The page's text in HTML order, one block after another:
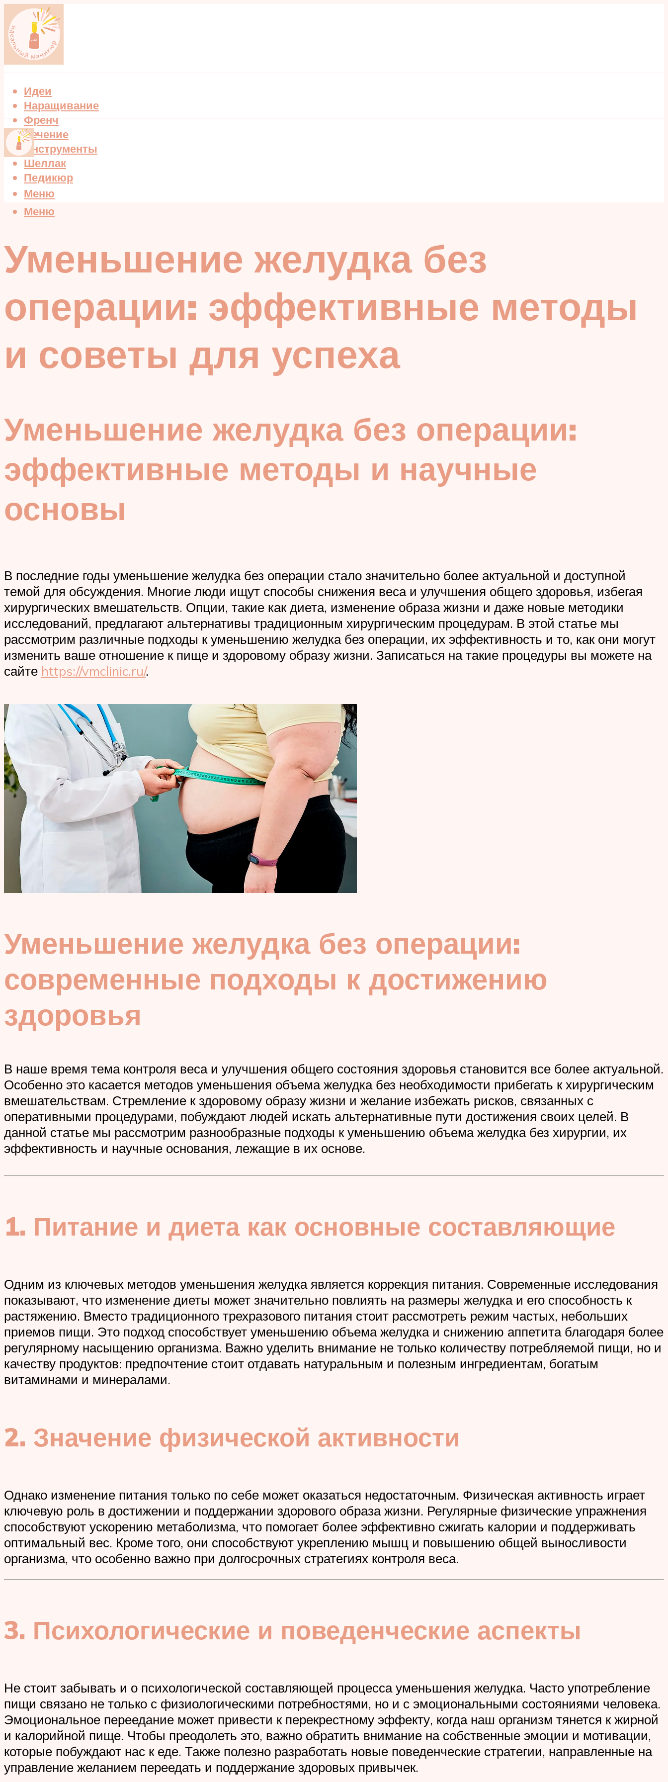
Идеи
Наращивание
Френч
Лечение
Инструменты
Шеллак
Педикюр
Меню
Меню
Уменьшение желудка без
операции: эффективные методы
и советы для успеха
Уменьшение желудка без операции:
эффективные методы и научные
основы
В последние годы уменьшение желудка без операции стало значительно более актуальной и доступной
темой для обсуждения. Многие люди ищут способы снижения веса и улучшения общего здоровья, избегая
хирургических вмешательств. Опции, такие как диета, изменение образа жизни и даже новые методики
исследований, предлагают альтернативы традиционным хирургическим процедурам. В этой статье мы
рассмотрим различные подходы к уменьшению желудка без операции, их эффективность и то, как они могут
изменить ваше отношение к пище и здоровому образу жизни. Записаться на такие процедуры вы можете на
сайте https://vmclinic.ru/.
Уменьшение желудка без операции:
современные подходы к достижению
здоровья
В наше время тема контроля веса и улучшения общего состояния здоровья становится все более актуальной.
Особенно это касается методов уменьшения объема желудка без необходимости прибегать к хирургическим
вмешательствам. Стремление к здоровому образу жизни и желание избежать рисков, связанных с
оперативными процедурами, побуждают людей искать альтернативные пути достижения своих целей. В
данной статье мы рассмотрим разнообразные подходы к уменьшению объема желудка без хирургии, их
эффективность и научные основания, лежащие в их основе.
1. Питание и диета как основные составляющие
Одним из ключевых методов уменьшения желудка является коррекция питания. Современные исследования
показывают, что изменение диеты может значительно повлиять на размеры желудка и его способность к
растяжению. Вместо традиционного трехразового питания стоит рассмотреть режим частых, небольших
приемов пищи. Это подход способствует уменьшению объема желудка и снижению аппетита благодаря более
регулярному насыщению организма. Важно уделить внимание не только количеству потребляемой пищи, но и
качеству продуктов: предпочтение стоит отдавать натуральным и полезным ингредиентам, богатым
витаминами и минералами.
2. Значение физической активности
Однако изменение питания только по себе может оказаться недостаточным. Физическая активность играет
ключевую роль в достижении и поддержании здорового образа жизни. Регулярные физические упражнения
способствуют ускорению метаболизма, что помогает более эффективно сжигать калории и поддерживать
оптимальный вес. Кроме того, они способствуют укреплению мышц и повышению общей выносливости
организма, что особенно важно при долгосрочных стратегиях контроля веса.
3. Психологические и поведенческие аспекты
Не стоит забывать и о психологической составляющей процесса уменьшения желудка. Часто употребление
пищи связано не только с физиологическими потребностями, но и с эмоциональными состояниями человека.
Эмоциональное переедание может привести к перекрестному эффекту, когда наш организм тянется к жирной
и калорийной пище. Чтобы преодолеть это, важно обратить внимание на собственные эмоции и мотивации,
которые побуждают нас к еде. Также полезно разработать новые поведенческие стратегии, направленные на
управление желанием переедать и поддержание здоровых привычек.